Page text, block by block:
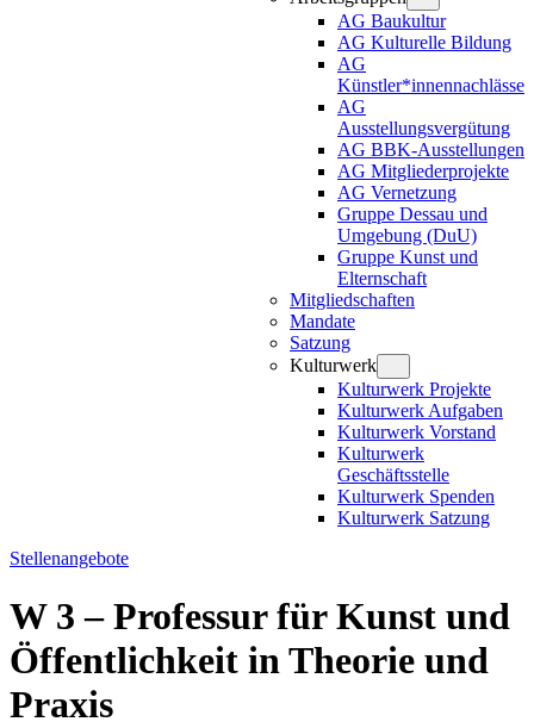
AG Baukultur
AG Kulturelle Bildung
AG
Künstler*innennachlässe
AG
Ausstellungsvergütung
AG BBK-Ausstellungen
AG Mitgliederprojekte
AG Vernetzung
Gruppe Dessau und
Umgebung (DuU)
Gruppe Kunst und
Elternschaft
Mitgliedschaften
Mandate
Satzung
Kulturwerk
Kulturwerk Projekte
Kulturwerk Aufgaben
Kulturwerk Vorstand
Kulturwerk
Geschäftsstelle
Kulturwerk Spenden
Kulturwerk Satzung
Stellenangebote
W 3 – Professur für Kunst und
Öffentlichkeit in Theorie und
Praxis